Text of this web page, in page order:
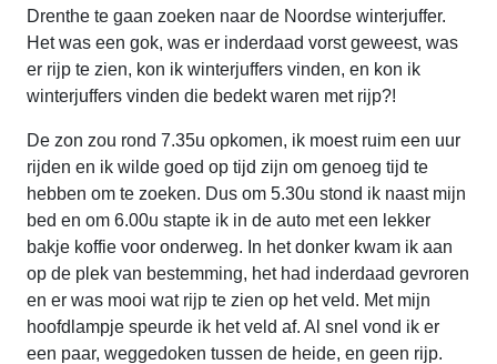
Drenthe te gaan zoeken naar de Noordse winterjuffer.
Het was een gok, was er inderdaad vorst geweest, was
er rijp te zien, kon ik winterjuffers vinden, en kon ik
winterjuffers vinden die bedekt waren met rijp?!
De zon zou rond 7.35u opkomen, ik moest ruim een uur
rijden en ik wilde goed op tijd zijn om genoeg tijd te
hebben om te zoeken. Dus om 5.30u stond ik naast mijn
bed en om 6.00u stapte ik in de auto met een lekker
bakje koffie voor onderweg. In het donker kwam ik aan
op de plek van bestemming, het had inderdaad gevroren
en er was mooi wat rijp te zien op het veld. Met mijn
hoofdlampje speurde ik het veld af. Al snel vond ik er
een paar, weggedoken tussen de heide, en geen rijp.